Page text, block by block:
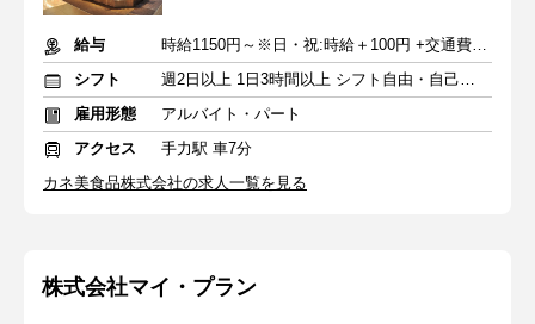
給与
時給1150円～※日・祝:時給＋100円 +交通費支給
シフト
週2日以上 1日3時間以上 シフト自由・自己申告
雇用形態
アルバイト・パート
アクセス
手力駅 車7分
カネ美食品株式会社の求人一覧を見る
株式会社マイ・プラン